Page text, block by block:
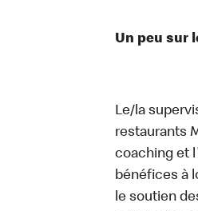
Un peu sur
Le/la
restaurants
coaching et
bénéfices à
le soutien